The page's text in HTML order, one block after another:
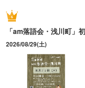
「am落語会・浅川町」
2026/08/29(土)